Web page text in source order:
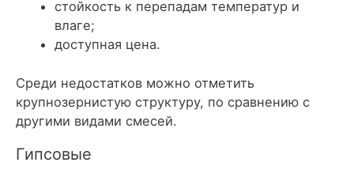
стойкость к перепадам температур и
влаге;
доступная цена.
Среди недостатков можно отметить
крупнозернистую структуру, по сравнению с
другими видами смесей.
Гипсовые